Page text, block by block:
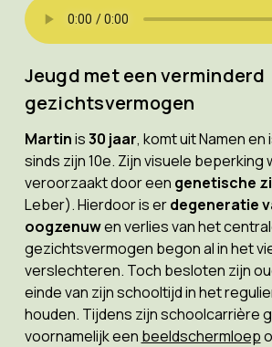
Jeugd met een verminderd
gezichtsvermogen
Martinis30 jaar, komt uit Namen
sinds zijn 10e. Zijn visuele beperking
veroorzaakt door een genetische
Leber). Hierdoor is erdegeneratie
oogzenuwen verlies van het
gezichtsvermogen begon al in het
verslechteren. Toch besloten zijn
einde van zijn schooltijd in het
houden. Tijdens zijn schoolcarrière
voornamelijk een beeldschermloep